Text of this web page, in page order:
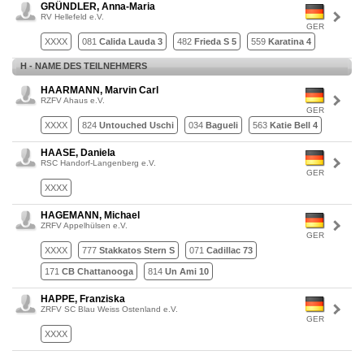
GER
GRÜNDLER, Anna-Maria
RV Hellefeld e.V.
XXXX 081 Calida Lauda 3 482 Frieda S 5 559 Karatina 4
H - NAME DES TEILNEHMERS
GER
HAARMANN, Marvin Carl
RZFV Ahaus e.V.
XXXX 824 Untouched Uschi 034 Bagueli 563 Katie Bell 4
GER
HAASE, Daniela
RSC Handorf-Langenberg e.V.
XXXX
GER
HAGEMANN, Michael
ZRFV Appelhülsen e.V.
XXXX 777 Stakkatos Stern S 071 Cadillac 73
171 CB Chattanooga 814 Un Ami 10
GER
HAPPE, Franziska
ZRFV SC Blau Weiss Ostenland e.V.
XXXX